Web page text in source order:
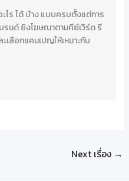
ะไร ได้ บ้าง แบบครบตั้งแต่การ
รนด์ ยิงโฆษณาตามคีย์เวิร์ด รี
เลือกแคมเปญให้เหมาะกับ
Next เรื่อง →